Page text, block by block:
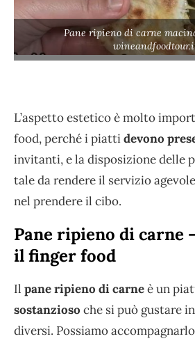
Pane ripieno di carne
L’aspetto estetico è molto
food, perché i piattidevono
invitanti, e la disposizione delle
tale da rendere il servizio
nel prendere il cibo.
Pane ripieno di carne
il finger food
Il pane ripieno di carneè un
sostanzioso che si può gustare
diversi. Possiamo